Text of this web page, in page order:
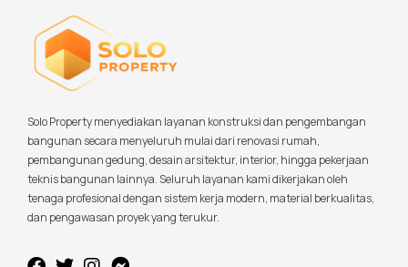
Solo Property menyediakan layanan konstruksi dan pengembangan
bangunan secara menyeluruh mulai dari renovasi rumah,
pembangunan gedung, desain arsitektur, interior, hingga pekerjaan
teknis bangunan lainnya. Seluruh layanan kami dikerjakan oleh
tenaga profesional dengan sistem kerja modern, material berkualitas,
dan pengawasan proyek yang terukur.